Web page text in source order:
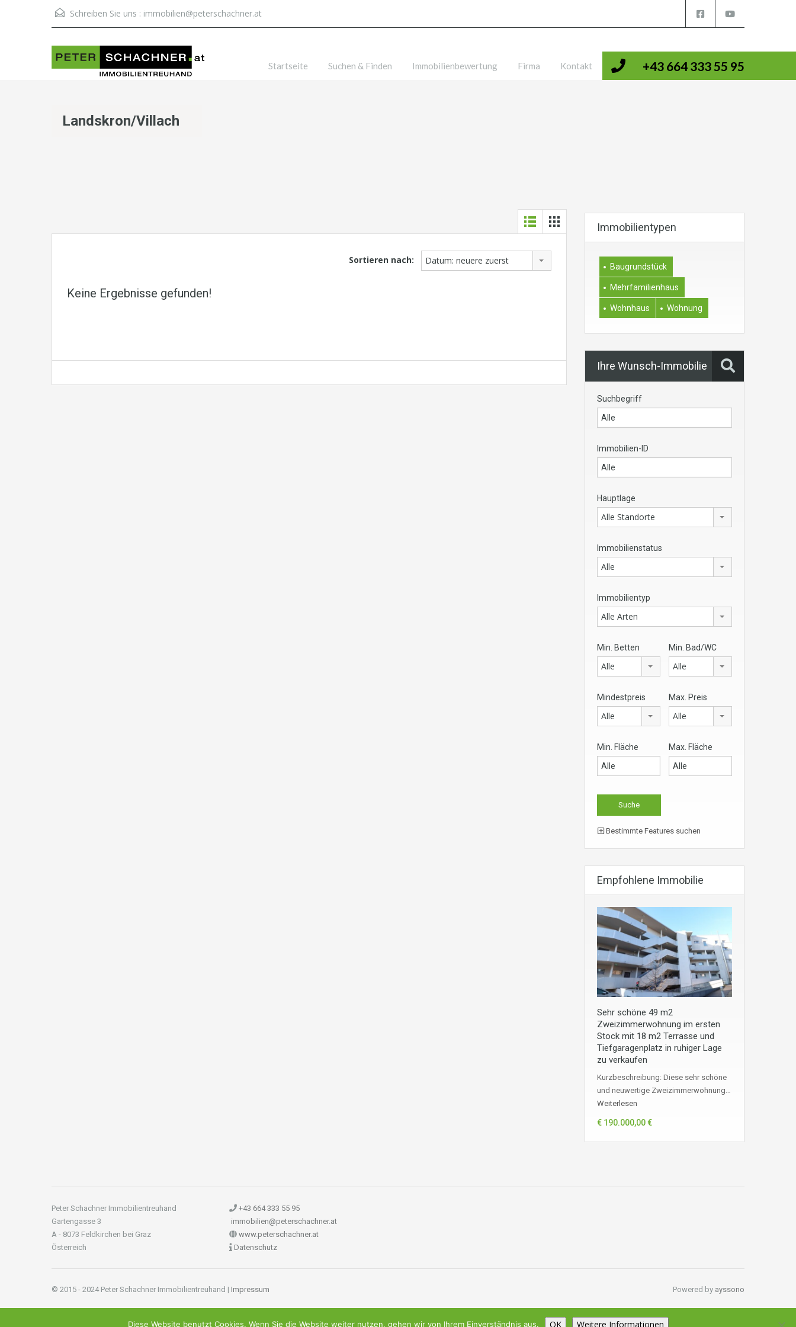
Schreiben Sie uns : immobilien@peterschachner.at
+43 664 333 55 95
Startseite Suchen & Finden Immobilienbewertung Firma Kontakt
Landskron/Villach
Sortieren nach: Datum: neuere zuerst
Keine Ergebnisse gefunden!
Immobilientypen
Baugrundstück
Mehrfamilienhaus
Wohnhaus Wohnung
Ihre Wunsch-Immobilie
Suchbegriff
Immobilien-ID
Hauptlage
Alle Standorte
Immobilienstatus
Alle
Immobilientyp
Alle Arten
Min. Betten
Alle
Min. Bad/WC
Alle
Mindestpreis
Alle
Max. Preis
Alle
Min. Fläche Max. Fläche
Bestimmte Features suchen
Empfohlene Immobilie
Sehr schöne 49 m2
Zweizimmerwohnung im ersten
Stock mit 18 m2 Terrasse und
Tiefgaragenplatz in ruhiger Lage
zu verkaufen
Kurzbeschreibung: Diese sehr schöne
und neuwertige Zweizimmerwohnung…
Weiterlesen
€ 190.000,00 €
Peter Schachner Immobilientreuhand
Gartengasse 3
A - 8073 Feldkirchen bei Graz
Österreich
+43 664 333 55 95
immobilien@peterschachner.at
www.peterschachner.at
Datenschutz
© 2015 - 2024 Peter Schachner Immobilientreuhand | Impressum Powered by ayssono
Diese Website benutzt Cookies. Wenn Sie die Website weiter nutzen, gehen wir von Ihrem Einverständnis aus. OK Weitere Informationen